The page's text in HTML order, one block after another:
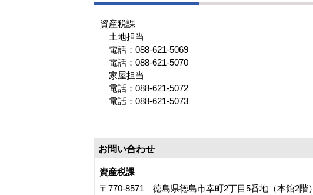
資産税課
土地担当
電話：088-621-5069
電話：088-621-5070
家屋担当
電話：088-621-5072
電話：088-621-5073
お問い合わせ
資産税課
〒770-8571 徳島県徳島市幸町2丁目5番地（本館2階）